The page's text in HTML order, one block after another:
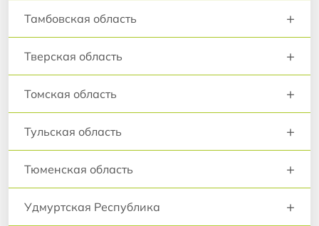
Тамбовская область +
Тверская область +
Томская область +
Тульская область +
Тюменская область +
Удмуртская Республика +